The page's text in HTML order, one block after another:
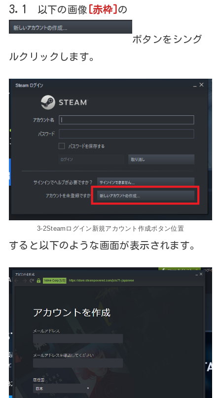
3.1 以下の画像 [赤枠] の
ボタンをシング
ルクリックします。
3-2Steamログイン新規アカウント作成ボタン位置
すると以下のような画面が表示されます。